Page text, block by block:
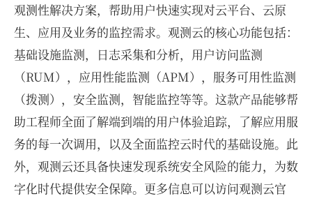
观测性解决方案，帮助用户快速实现对云平台、云原
生、应用及业务的监控需求。观测云的核心功能包括：
基础设施监测，日志采集和分析，用户访问监测
（RUM），应用性能监测（APM），服务可用性监测
（拨测），安全监测，智能监控等等。这款产品能够帮
助工程师全面了解端到端的用户体验追踪，了解应用服
务的每一次调用，以及全面监控云时代的基础设施。此
外，观测云还具备快速发现系统安全风险的能力，为数
字化时代提供安全保障。更多信息可以访问观测云官